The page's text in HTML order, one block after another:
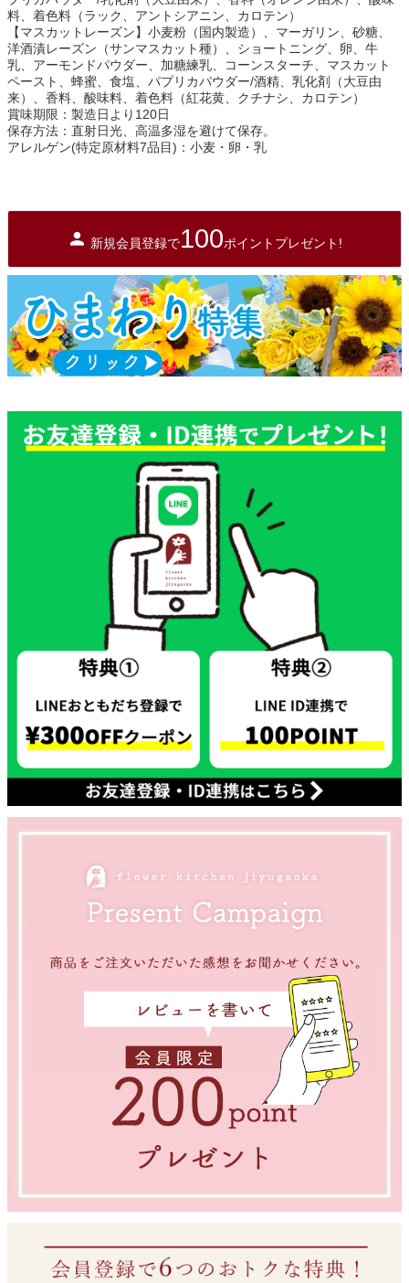
料、着色料（ラック、アントシアニン、カロテン）
【マスカットレーズン】小麦粉（国内製造）、マーガリン、砂糖、
洋酒漬レーズン（サンマスカット種）、ショートニング、卵、牛
乳、アーモンドパウダー、加糖練乳、コーンスターチ、マスカット
ペースト、蜂蜜、食塩、パプリカパウダー/酒精、乳化剤（大豆由
来）、香料、酸味料、着色料（紅花黄、クチナシ、カロテン）
賞味期限：製造日より120日
保存方法：直射日光、高温多湿を避けて保存。
アレルゲン(特定原材料7品目)：小麦・卵・乳
新規会員登録で100ポイントプレゼント!